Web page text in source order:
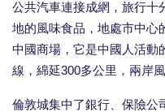
公共汽車連接成網，旅行十
地的風味食品，地處市中心
中國商場，它是中國人活動
線，綿延300多公里，兩岸風
倫敦城集中了銀行、保險公